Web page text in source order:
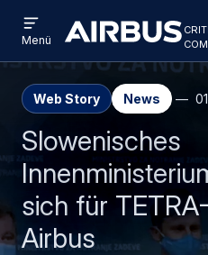
menu
Menü
Web Story News
Slowenisches
sich für
Airbus